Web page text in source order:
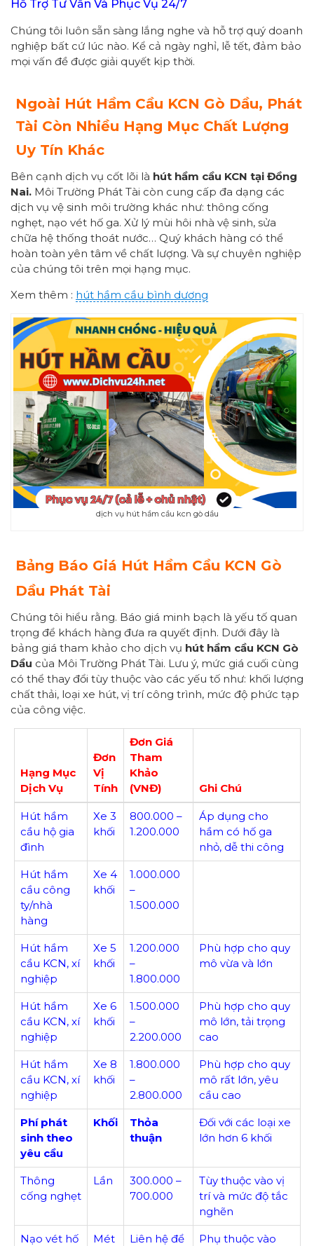
Hỗ Trợ Tư Vấn Và Phục Vụ 24/7
Chúng tôi luôn sẵn sàng lắng nghe và hỗ trợ quý doanh
nghiệp bất cứ lúc nào. Kể cả ngày nghỉ, lễ tết, đảm bảo
mọi vấn đề được giải quyết kịp thời.
Ngoài Hút Hầm Cầu KCN Gò Dầu, Phát
Tài Còn Nhiều Hạng Mục Chất Lượng
Uy Tín Khác
Bên cạnh dịch vụ cốt lõi là hút hầm cầu KCN tại Đồng
Nai. Môi Trường Phát Tài còn cung cấp đa dạng các
dịch vụ vệ sinh môi trường khác như: thông cống
nghẹt, nạo vét hố ga. Xử lý mùi hôi nhà vệ sinh, sửa
chữa hệ thống thoát nước… Quý khách hàng có thể
hoàn toàn yên tâm về chất lượng. Và sự chuyên nghiệp
của chúng tôi trên mọi hạng mục.
Xem thêm : hút hầm cầu bình dương
dịch vụ hút hầm cầu kcn gò dầu
Bảng Báo Giá Hút Hầm Cầu KCN Gò
Dầu Phát Tài
Chúng tôi hiểu rằng. Báo giá minh bạch là yếu tố quan
trọng để khách hàng đưa ra quyết định. Dưới đây là
bảng giá tham khảo cho dịch vụ hút hầm cầu KCN Gò
Dầu của Môi Trường Phát Tài. Lưu ý, mức giá cuối cùng
có thể thay đổi tùy thuộc vào các yếu tố như: khối lượng
chất thải, loại xe hút, vị trí công trình, mức độ phức tạp
của công việc.
Hạng Mục
Dịch Vụ
Đơn
Vị
Tính
Đơn Giá
Tham
Khảo
(VNĐ)
Ghi Chú
Hút hầm
cầu hộ gia
đình
Xe 3
khối
800.000 –
1.200.000
Áp dụng cho
hầm có hố ga
nhỏ, dễ thi công
Hút hầm
cầu công
ty/nhà
hàng
Xe 4
khối
1.000.000
–
1.500.000
Hút hầm
cầu KCN, xí
nghiệp
Xe 5
khối
1.200.000
–
1.800.000
Phù hợp cho quy
mô vừa và lớn
Hút hầm
cầu KCN, xí
nghiệp
Xe 6
khối
1.500.000
–
2.200.000
Phù hợp cho quy
mô lớn, tải trọng
cao
Hút hầm
cầu KCN, xí
nghiệp
Xe 8
khối
1.800.000
–
2.800.000
Phù hợp cho quy
mô rất lớn, yêu
cầu cao
Phí phát
sinh theo
yêu cầu
Khối
Thỏa
thuận
Đối với các loại xe
lớn hơn 6 khối
Thông
cống nghẹt
Lần
300.000 –
700.000
Tùy thuộc vào vị
trí và mức độ tắc
nghẽn
Nạo vét hố
Mét
Liên hệ để
Phụ thuộc vào